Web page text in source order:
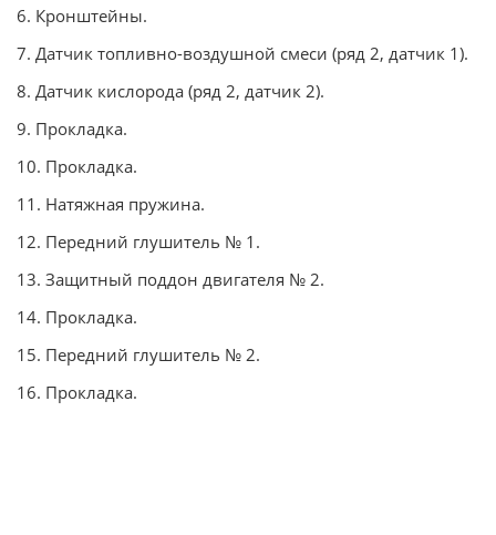
6. Кронштейны.
7. Датчик топливно-воздушной смеси (ряд 2, датчик 1).
8. Датчик кислорода (ряд 2, датчик 2).
9. Прокладка.
10. Прокладка.
11. Натяжная пружина.
12. Передний глушитель № 1.
13. Защитный поддон двигателя № 2.
14. Прокладка.
15. Передний глушитель № 2.
16. Прокладка.